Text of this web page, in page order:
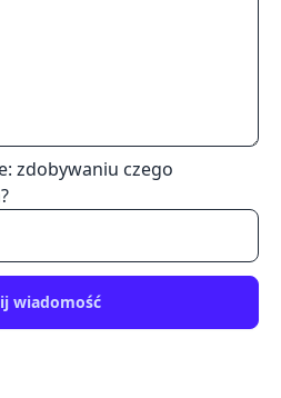
zdobywaniu czego